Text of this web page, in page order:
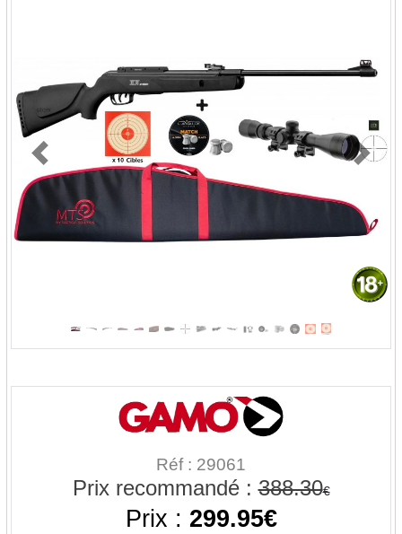
Previous Next
Réf : 29061
Prix recommandé :388.30€
Prix : 299.95€